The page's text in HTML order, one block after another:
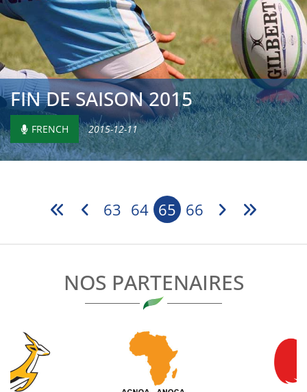
FIN DE SAISON 2015
FRENCH 2015-12-11
63 64 65 66
NOS PARTENAIRES